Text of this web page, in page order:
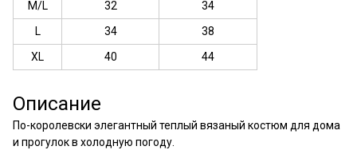
M/L
32
34
L
34
38
XL
40 44
Описание
По-королевски элегантный теплый вязаный костюм для дома
и прогулок в холодную погоду.